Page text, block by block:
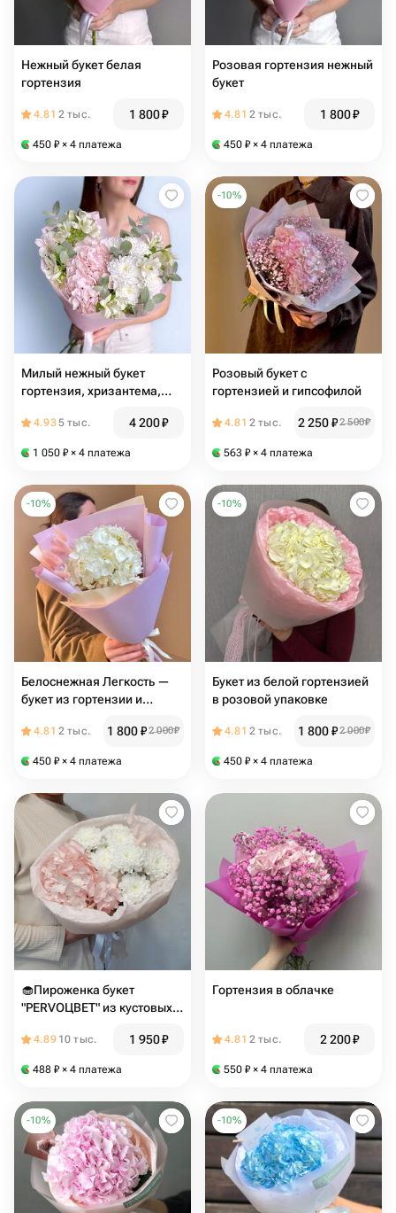
Нежный букет белая
гортензия
4.81 2 тыс. 1 800₽
450 ₽ × 4 платежа
Розовая гортензия нежный
букет
4.81 2 тыс. 1 800₽
450 ₽ × 4 платежа
Милый нежный букет
гортензия, хризантема,
4.935 тыс. 4 200₽
1 050 ₽ × 4 платежа
-10%
Розовый букет с
гортензией и гипсофилой
4.81 2 тыс. 2 250₽2 500₽
563 ₽ × 4 платежа
-10%
Белоснежная Легкость —
букет из гортензии и
4.81 2 тыс. 1 800₽2 000₽
450 ₽ × 4 платежа
-10%
Букет из белой гортензией
в розовой упаковке
4.81 2 тыс. 1 800₽2 000₽
450 ₽ × 4 платежа
🧁Пироженка букет
"PERVOЦВЕТ" из кустовых
нежном оформлении
4.89 10 тыс. 1 950₽
488 ₽ × 4 платежа
Гортензия в облачке
4.81 2 тыс. 2 200₽
550 ₽ × 4 платежа
-10% -10%